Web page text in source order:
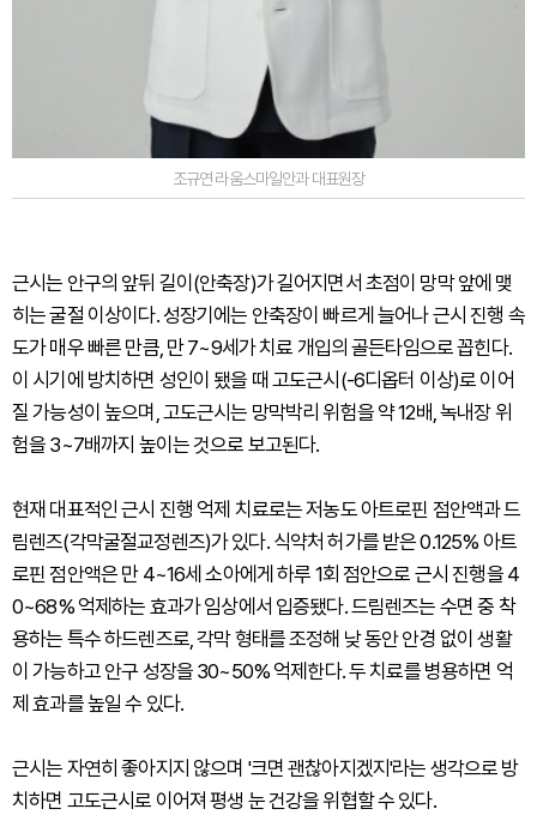
조규연 라움스마일안과 대표원장
근시는 안구의 앞뒤 길이(안축장)가 길어지면서 초점이 망막 앞에 맺
히는 굴절 이상이다. 성장기에는 안축장이 빠르게 늘어나 근시 진행 속
도가 매우 빠른 만큼, 만 7~9세가 치료 개입의 골든타임으로 꼽힌다.
이 시기에 방치하면 성인이 됐을 때 고도근시(-6디옵터 이상)로 이어
질 가능성이 높으며, 고도근시는 망막박리 위험을 약 12배, 녹내장 위
험을 3~7배까지 높이는 것으로 보고된다.
현재 대표적인 근시 진행 억제 치료로는 저농도 아트로핀 점안액과 드
림렌즈(각막굴절교정렌즈)가 있다. 식약처 허가를 받은 0.125% 아트
로핀 점안액은 만 4~16세 소아에게 하루 1회 점안으로 근시 진행을 4
0~68% 억제하는 효과가 임상에서 입증됐다. 드림렌즈는 수면 중 착
용하는 특수 하드렌즈로, 각막 형태를 조정해 낮 동안 안경 없이 생활
이 가능하고 안구 성장을 30~50% 억제한다. 두 치료를 병용하면 억
제 효과를 높일 수 있다.
근시는 자연히 좋아지지 않으며 '크면 괜찮아지겠지'라는 생각으로 방
치하면 고도근시로 이어져 평생 눈 건강을 위협할 수 있다.